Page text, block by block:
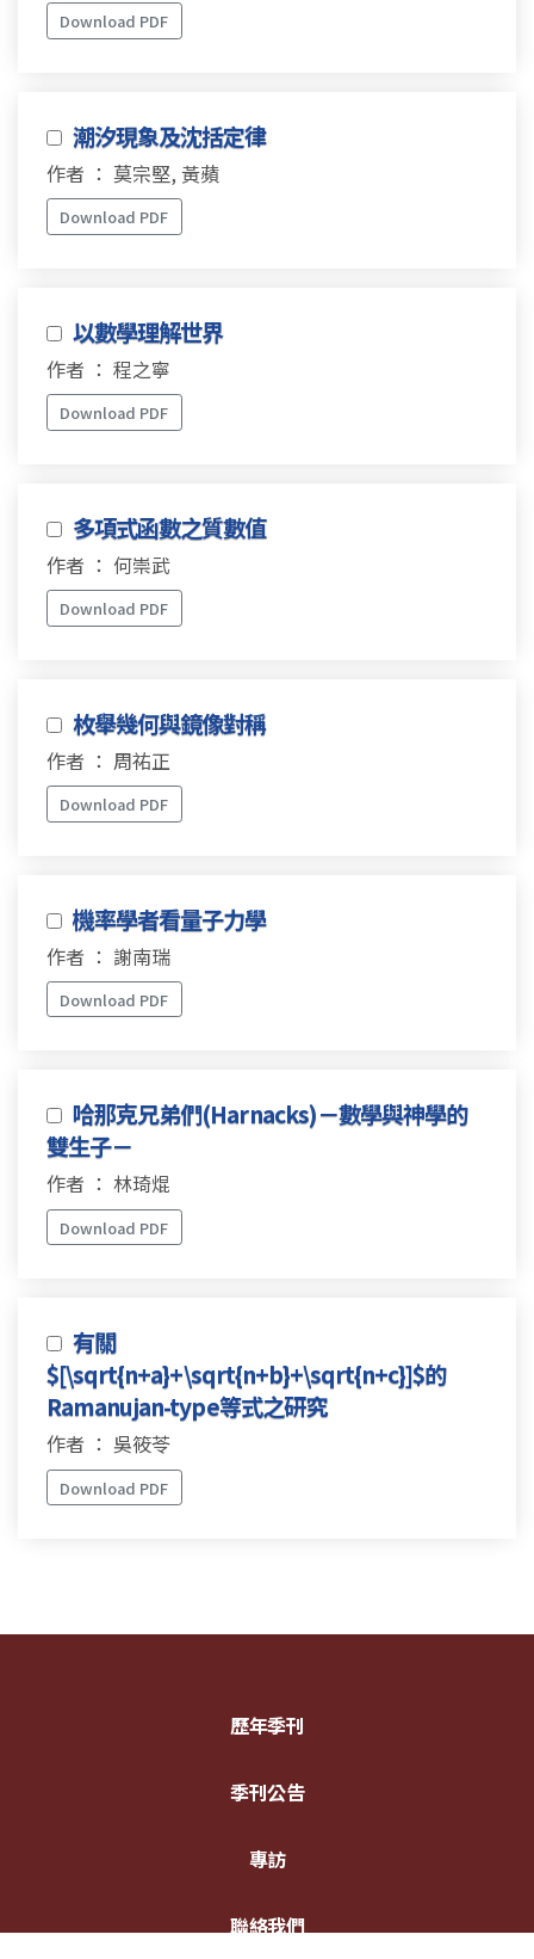
Download PDF
潮汐現象及沈括定律
作者 ： 莫宗堅, 黃蘋
Download PDF
以數學理解世界
作者 ： 程之寧
Download PDF
多項式函數之質數值
作者 ： 何崇武
Download PDF
枚舉幾何與鏡像對稱
作者 ： 周祐正
Download PDF
機率學者看量子力學
作者 ： 謝南瑞
Download PDF
哈那克兄弟們(Harnacks)－數學與神學的
雙生子－
作者 ： 林琦焜
Download PDF
有關
$[\sqrt{n+a}+\sqrt{n+b}+\sqrt{n+c}]$的
Ramanujan-type等式之研究
作者 ： 吳筱苓
Download PDF
歷年季刊
季刊公告
專訪
聯絡我們